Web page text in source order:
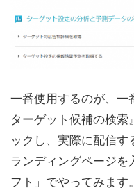
一番使用するのが、一
ターゲット候補の検索
ックし、実際に配信す
ランディングページ
フト」でやってみま